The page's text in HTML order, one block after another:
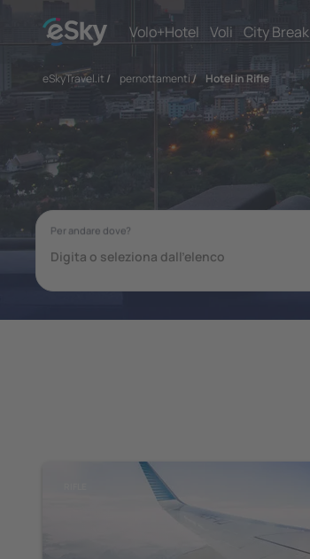
Volo+Hotel Voli City Break
eSkyTravel.it / pernottamenti/ Hotel in Rifle